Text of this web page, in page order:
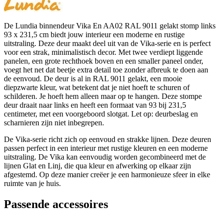
De Lundia binnendeur Vika En AA02 RAL 9011 gelakt stomp links
93 x 231,5 cm biedt jouw interieur een moderne en rustige
uitstraling. Deze deur maakt deel uit van de Vika-serie en is perfect
voor een strak, minimalistisch decor. Met twee verdiept liggende
panelen, een grote rechthoek boven en een smaller paneel onder,
voegt het net dat beetje extra detail toe zonder afbreuk te doen aan
de eenvoud. De deur is al in RAL 9011 gelakt, een mooie
diepzwarte kleur, wat betekent dat je niet hoeft te schuren of
schilderen. Je hoeft hem alleen maar op te hangen. Deze stompe
deur draait naar links en heeft een formaat van 93 bij 231,5
centimeter, met een voorgeboord slotgat. Let op: deurbeslag en
scharnieren zijn niet inbegrepen.
De Vika-serie richt zich op eenvoud en strakke lijnen. Deze deuren
passen perfect in een interieur met rustige kleuren en een moderne
uitstraling. De Vika kan eenvoudig worden gecombineerd met de
lijnen Glat en Linj, die qua kleur en afwerking op elkaar zijn
afgestemd. Op deze manier creëer je een harmonieuze sfeer in elke
ruimte van je huis.
Passende accessoires